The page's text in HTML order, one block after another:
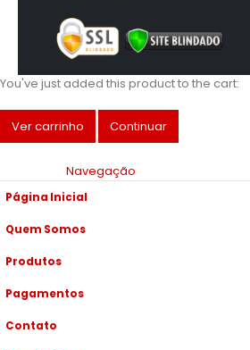
You've just added this product to the cart:
Ver carrinho Continuar
Navegação
Página Inicial
Quem Somos
Produtos
Pagamentos
Contato